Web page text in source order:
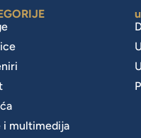
i multimedija